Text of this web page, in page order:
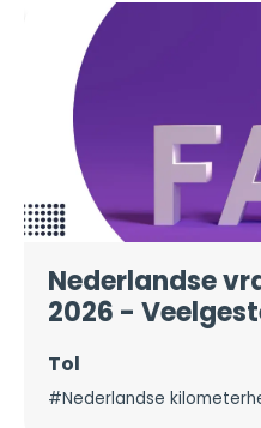
Nederlandse
2026 -
#Nederlandse